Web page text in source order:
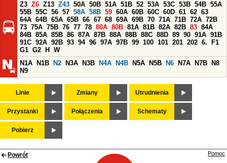
Z3 Z6 Z13 Z43 50A 50B 51A 51B 52 53A 53C 53B 54B 55A
55B 55C 56 57 58A 58B 59 60A 60B 60C 60D 61 62 63
64A 64B 65A 65B 66 67 68 69A 69B 70 71A 71B 72A 72B
73 75A 75B 76 77 78 80A 80B 81A 81B 82A 82B 83 84A
84B 85A 85B 86 87A 87B 88A 88B 88C 88D 89 90 91A 91B
91C 92A 92B 93 94 96 97A 97B 99 100 101 201 202 6.
F1
G1 G2 H
W
N1A
N1B N2 N3A N3B N4A N4B N5A N5B N6 N7A N7B
N8
N9
Linie Zmiany Utrudnienia
Przystanki Połączenia Schematy
Pobierz
Powrót Pomoc